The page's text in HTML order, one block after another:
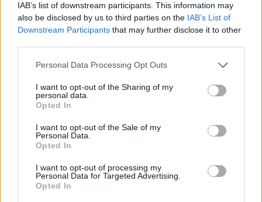
IAB’s list of downstream participants. This information may
also be disclosed by us to third parties on the IAB’s List of
Downstream Participants that may further disclose it to other
Personal Data Processing Opt Outs
I want to opt-out of the Sharing of my
personal data.
Opted In
I want to opt-out of the Sale of my
Personal Data.
Opted In
I want to opt-out of processing my
Personal Data for Targeted Advertising.
Opted In